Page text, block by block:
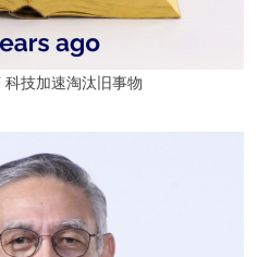
科技加速淘汰旧事物